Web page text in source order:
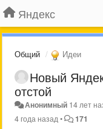
Яндекс
Общий Идеи
Новый
отстой
Анонимный 14 лет
4 года назад • 171